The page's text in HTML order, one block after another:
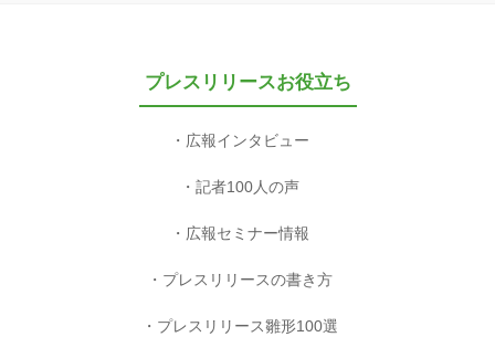
プレスリリースお役立ち
広報インタビュー
記者100人の声
広報セミナー情報
プレスリリースの書き方
プレスリリース雛形100選